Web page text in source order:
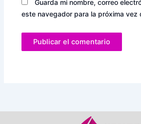
Guarda mi nombre, correo
este navegador para la próxima vez